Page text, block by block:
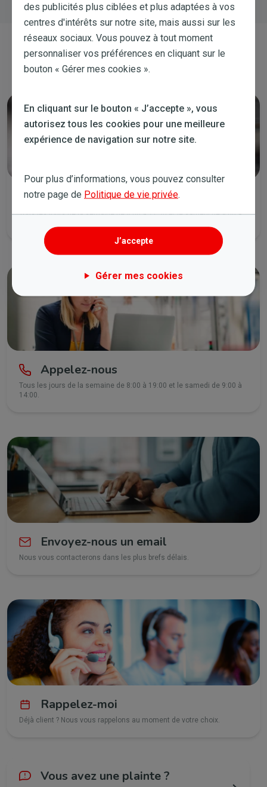
Contactez-nous
Lancez un chat
Tous les jours de la semaine de 8:00 à 21:30 et le samedi de 9:00 à
Appelez-nous
Tous les jours de la semaine de 8:00 à 19:00 et le samedi de 9:00 à
14:00.
Envoyez-nous un email
Nous vous contacterons dans les plus brefs délais.
Rappelez-moi
Déjà client ? Nous vous rappelons au moment de votre choix.
Vous avez une plainte ?
des publicités plus ciblées et plus adaptées à vos
centres d'intérêts sur notre site, mais aussi sur les
réseaux sociaux. Vous pouvez à tout moment
personnaliser vos préférences en cliquant sur le
bouton « Gérer mes cookies ».
En cliquant sur le bouton « J’accepte », vous
autorisez tous les cookies pour une meilleure
expérience de navigation sur notre site.
Pour plus d’informations, vous pouvez consulter
notre page de Politique de vie privée.
J’accepte
Gérer mes cookies